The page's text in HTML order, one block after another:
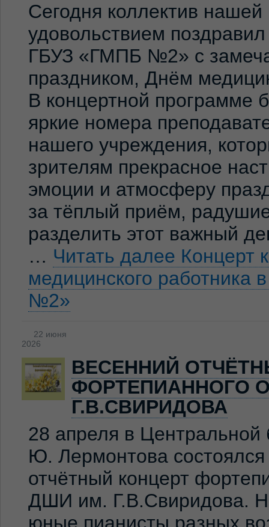
Сегодня коллектив
удовольствием
ГБУЗ «ГМПБ №2» с
праздником, Днём
В концертной программе
яркие номера
нашего учреждения,
зрителям прекрасное
эмоции и атмосферу
за тёплый приём,
разделить этот важный
… Читать далее Концерт
медицинского
№2»
22 июня
2026
ВЕСЕННИЙ
ФОРТЕПИАННОГО
Г.В.СВИРИДОВА
28 апреля в
Ю. Лермонтова состоялся
отчётный концерт
ДШИ им. Г.В.Свиридова.